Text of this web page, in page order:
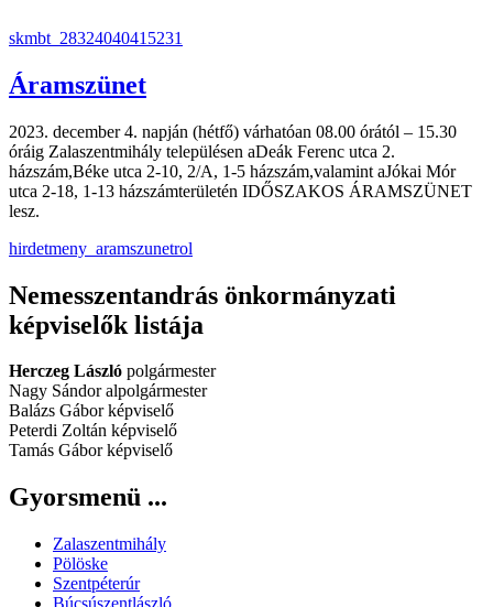
skmbt_28324040415231
Áramszünet
2023. december 4. napján (hétfő) várhatóan 08.00 órától – 15.30
óráig Zalaszentmihály településen aDeák Ferenc utca 2.
házszám,Béke utca 2-10, 2/A, 1-5 házszám,valamint aJókai Mór
utca 2-18, 1-13 házszámterületén IDŐSZAKOS ÁRAMSZÜNET
lesz.
hirdetmeny_aramszunetrol
Nemesszentandrás önkormányzati
képviselők listája
Herczeg László polgármester
Nagy Sándor alpolgármester
Balázs Gábor képviselő
Peterdi Zoltán képviselő
Tamás Gábor képviselő
Gyorsmenü ...
Zalaszentmihály
Pölöske
Szentpéterúr